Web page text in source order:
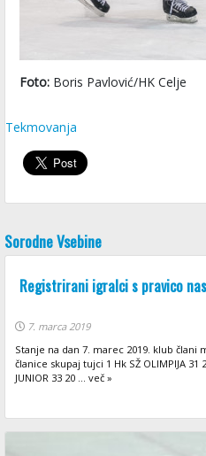
Foto: Boris Pavlović/HK Celje
Tekmovanja
Sorodne Vsebine
Registrirani igralci s pravico
7. marca 2019
Stanje na dan 7. marec 2019. klub člani
članice skupaj tujci 1 Hk SŽ OLIMPIJA 31
JUNIOR 33 20 ... več »